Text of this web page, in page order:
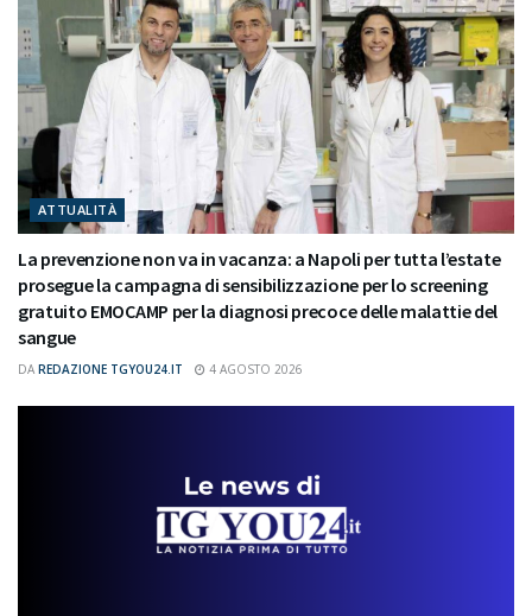
ATTUALITÀ
La prevenzione non va in vacanza: a Napoli per tutta l’estate
prosegue la campagna di sensibilizzazione per lo screening
gratuito EMOCAMP per la diagnosi precoce delle malattie del
sangue
DA REDAZIONE TGYOU24.IT 4 AGOSTO 2026